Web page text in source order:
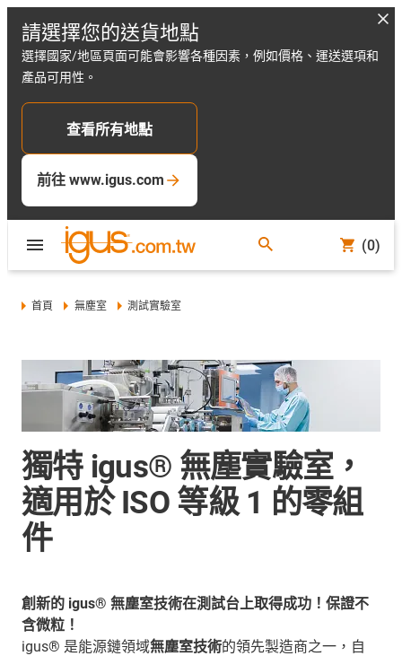
請選擇您的送貨地點
選擇國家/地區頁面可能會影響各種因素，例如價格、運送選項和
產品可用性。
查看所有地點
前往 www.igus.com
(0)
首頁 無塵室 測試實驗室
獨特 igus® 無塵實驗室，
適用於 ISO 等級 1 的零組
件
創新的 igus® 無塵室技術在測試台上取得成功！保證不
含微粒！
igus® 是能源鏈領域無塵室技術的領先製造商之一，自